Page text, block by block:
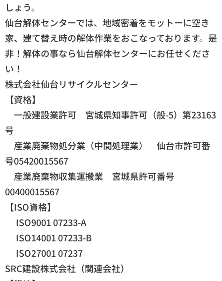
しょう。
仙台解体センターでは、地域密着をモットーに空き
家、建て替え時の解体作業をおこなっております。是
非！解体の事なら仙台解体センターにお任せくださ
い！
株式会社仙台リサイクルセンター
【資格】
一般建設業許可 宮城県知事許可（般-5）第23163
号
産業廃棄物処分業（中間処理業） 仙台市許可番
号05420015567
産業廃棄物収集運搬業 宮城県許可番号
00400015567
【ISO資格】
ISO9001 07233-A
ISO14001 07233-B
ISO27001 07237
SRC建設株式会社（関連会社）